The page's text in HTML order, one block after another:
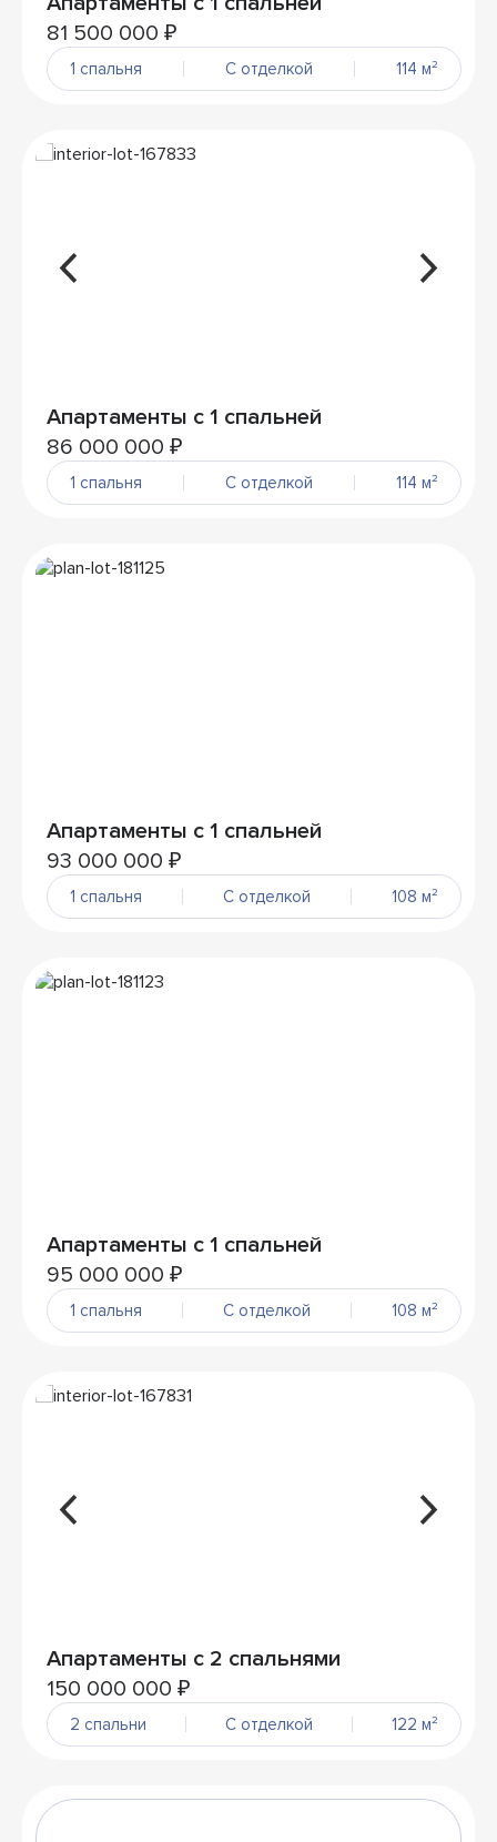
81 500 000 ₽
1 спальня С отделкой 114 м²
Апартаменты с 1 спальней
86 000 000 ₽
1 спальня С отделкой 114 м²
Апартаменты с 1 спальней
93 000 000 ₽
1 спальня С отделкой 108 м²
Апартаменты с 1 спальней
95 000 000 ₽
1 спальня С отделкой 108 м²
Апартаменты с 2 спальнями
150 000 000 ₽
2 спальни С отделкой 122 м²